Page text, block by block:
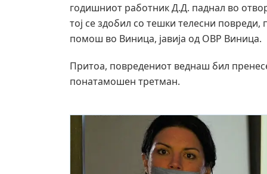
годишниот работник Д.Д. паднал во
тој се здобил со тешки телесни
помош во Виница, јавија од ОВР Виница.
Притоа, повредениот веднаш бил
понатамошен третман.